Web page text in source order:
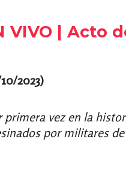
VIVO | Acto
2023)
primera vez en la
por militares